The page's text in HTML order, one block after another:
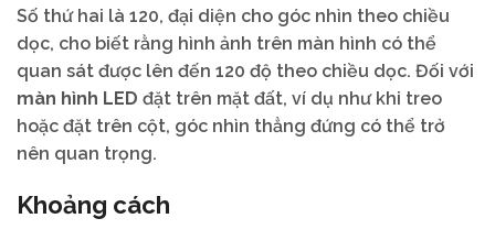
Số thứ hai là 120, đại diện cho góc nhìn theo chiều
dọc, cho biết rằng hình ảnh trên màn hình có thể
quan sát được lên đến 120 độ theo chiều dọc. Đối với
màn hình LED đặt trên mặt đất, ví dụ như khi treo
hoặc đặt trên cột, góc nhìn thẳng đứng có thể trở
nên quan trọng.
Khoảng cách